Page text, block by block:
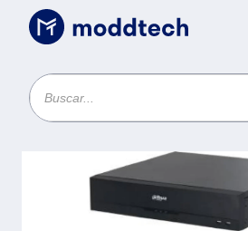
Sin categoría/DAHUA DHI-
reconocimiento
canales